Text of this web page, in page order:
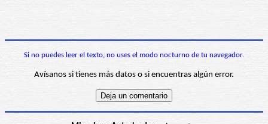
Si no puedes leer el texto, no uses el modo nocturno de tu navegador.
Avísanos si tienes más datos o si encuentras algún error.